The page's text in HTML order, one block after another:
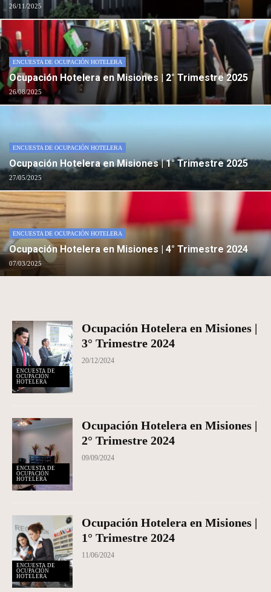
26/11/2025
ENCUESTA DE OCUPACIÓN HOTELERA
Ocupación Hotelera en Misiones | 2° Trimestre 2025
26/08/2025
ENCUESTA DE OCUPACIÓN HOTELERA
Ocupación Hotelera en Misiones | 1° Trimestre 2025
27/05/2025
ENCUESTA DE OCUPACIÓN HOTELERA
Ocupación Hotelera en Misiones | 4° Trimestre 2024
07/03/2025
ENCUESTA DE
OCUPACIÓN
HOTELERA
Ocupación Hotelera en Misiones |
3° Trimestre 2024
20/12/2024
ENCUESTA DE
OCUPACIÓN
HOTELERA
Ocupación Hotelera en Misiones |
2° Trimestre 2024
09/09/2024
ENCUESTA DE
OCUPACIÓN
HOTELERA
Ocupación Hotelera en Misiones |
1° Trimestre 2024
11/06/2024